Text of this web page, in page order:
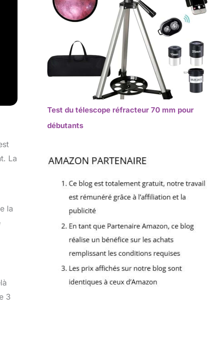
La
la
3
Test du télescope réfracteur 70 mm pour
débutants